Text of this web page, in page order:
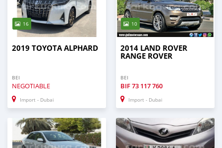
16
2019 TOYOTA ALPHARD
BEI
NEGOTIABLE
Import - Dubai
10
2014 LAND ROVER
RANGE ROVER
BEI
BIF73 117 760
Import - Dubai